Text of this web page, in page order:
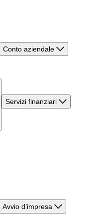
Conto aziendale
Servizi finanziari
Avvio d’impresa